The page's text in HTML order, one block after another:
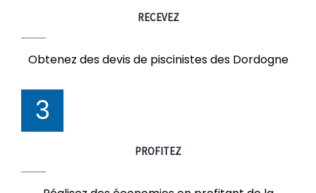
RECEVEZ
Obtenez des devis de piscinistes des Dordogne
3
PROFITEZ